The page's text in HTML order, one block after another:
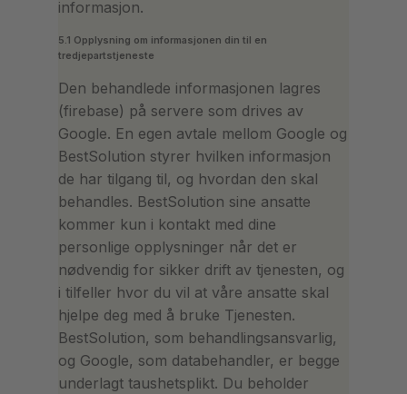
informasjon.
5.1 Opplysning om informasjonen din til en
tredjepartstjeneste
Den behandlede informasjonen lagres
(firebase) på servere som drives av
Google. En egen avtale mellom Google og
BestSolution styrer hvilken informasjon
de har tilgang til, og hvordan den skal
behandles. BestSolution sine ansatte
kommer kun i kontakt med dine
personlige opplysninger når det er
nødvendig for sikker drift av tjenesten, og
i tilfeller hvor du vil at våre ansatte skal
hjelpe deg med å bruke Tjenesten.
BestSolution, som behandlingsansvarlig,
og Google, som databehandler, er begge
underlagt taushetsplikt. Du beholder